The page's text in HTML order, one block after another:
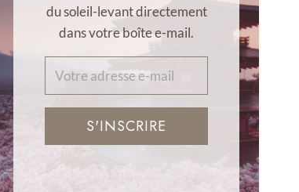
du soleil-levant directement
dans votre boîte e-mail.
S'INSCRIRE